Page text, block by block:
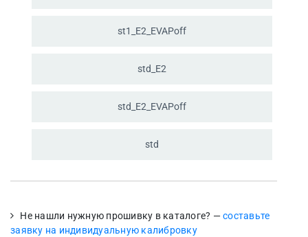
st1_ E2_ EVAPoff
std_ E2
std_ E2_ EVAPoff
std
Не нашли нужную прошивку в каталоге? —составьте
заявку на индивидуальную калибровку